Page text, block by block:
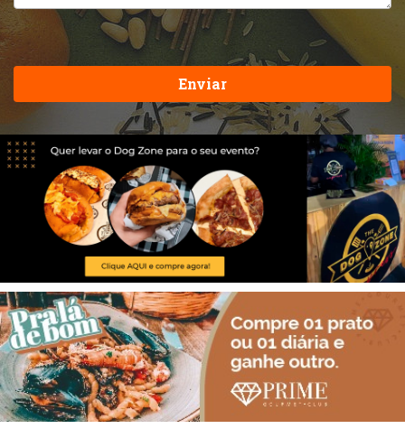
Enviar